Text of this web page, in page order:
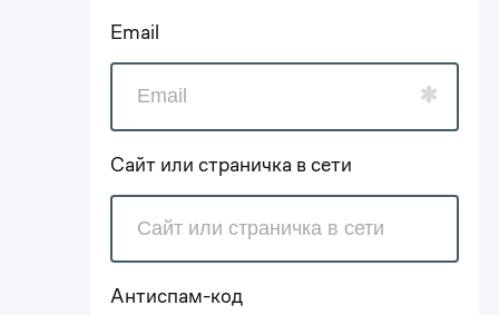
Email
Сайт или страничка в сети
Антиспам-код